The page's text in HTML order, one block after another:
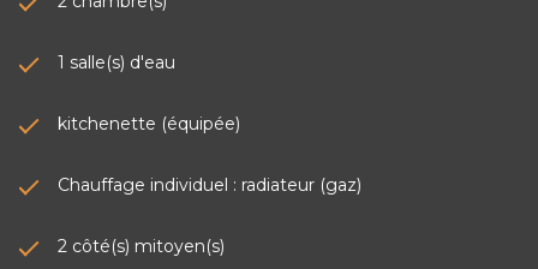
1 salle(s) d'eau
kitchenette (équipée)
Chauffage individuel : radiateur (gaz)
2 côté(s) mitoyen(s)